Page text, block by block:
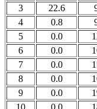
3
22.6
4
0.8
5
0.0
6
0.0
7
0.0
8
0.0
9
0.0